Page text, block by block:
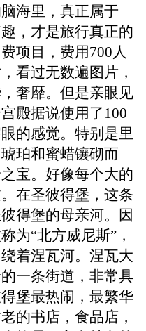
海里，真正属于
，才是旅行真正的
项目，费用700人
看过无数遍图片，
奢靡。但是亲眼见
殿据说使用了 100
的感觉。特别是里
珀和蜜蜡镶砌而
宝。好像每个大的
在圣彼得堡，这条
得堡的母亲河。因
为“北方威尼斯”，
着涅瓦河。涅瓦大
一条街道，非常具
堡最热闹，最繁华
的书店，食品店，